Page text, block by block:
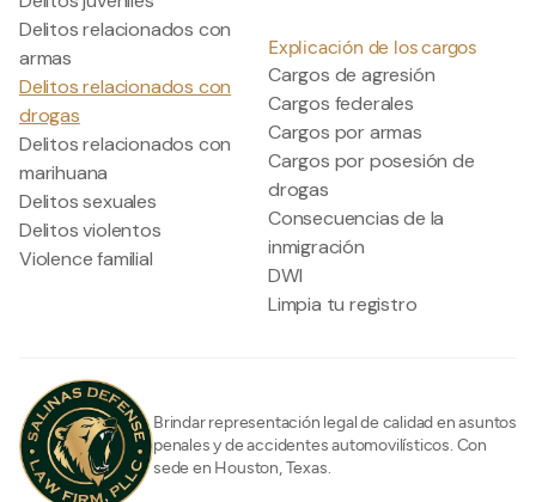
Brindar representación legal de calidad en asuntos
penales y de accidentes automovilísticos. Con
sede en Houston, Texas.
Delitos relacionados con
armas
Delitos relacionados con
drogas
Delitos relacionados con
marihuana
Delitos sexuales
Delitos violentos
Violence familial
Explicación de los cargos
Cargos de agresión
Cargos federales
Cargos por armas
Cargos por posesión de
drogas
Consecuencias de la
inmigración
DWI
Limpia tu registro